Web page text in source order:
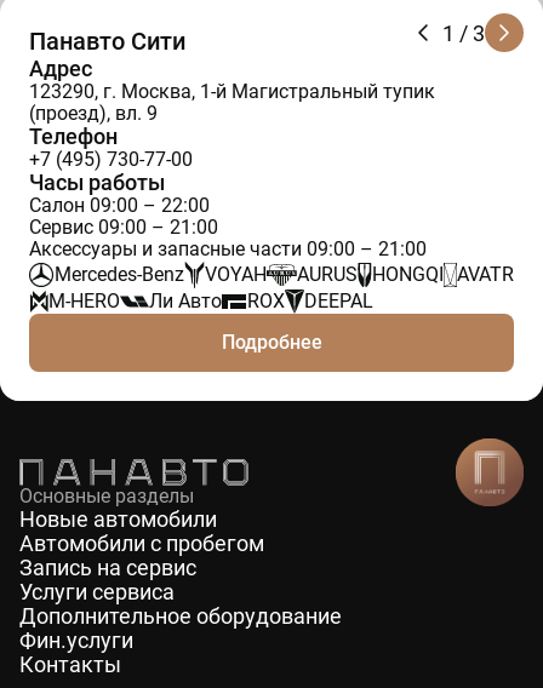
1 / 3
Панавто Сити
Адрес
123290, г. Москва, 1-й Магистральный тупик
(проезд), вл. 9
Телефон
+7 (495) 730-77-00
Часы работы
Салон 09:00 – 22:00
Сервис 09:00 – 21:00
Аксессуары и запасные части 09:00 – 21:00
Mercedes-Benz
VOYAH AURUS HONGQI
AVATR
M-HERO
Ли Авто ROX
DEEPAL
Подробнее
Основные разделы
Новые автомобили
Автомобили с пробегом
Запись на сервис
Услуги сервиса
Дополнительное оборудование
Фин.услуги
Контакты